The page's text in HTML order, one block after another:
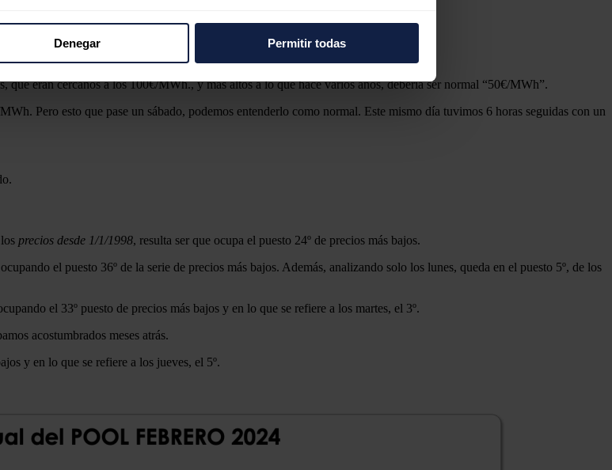
el contenido y los anuncios, ofrecer funciones de redes sociales
sobre el uso que haga del sitio web con nuestros partners de
pueden combinarla con otra información que les haya proporcionado o
Denegar Permitir todas
que eran cercanos a los 100€/MWh., y más altos a lo que hace varios años, debería ser normal “50€/MWh”.
Pero esto que pase un sábado, podemos entenderlo como normal. Este mismo día tuvimos 6 horas seguidas con un
precios desde 1/1/1998, resulta ser que ocupa el puesto 24º de precios más bajos.
el puesto 36º de la serie de precios más bajos. Además, analizando solo los lunes, queda en el puesto 5º, de los
el 33º puesto de precios más bajos y en lo que se refiere a los martes, el 3º.
acostumbrados meses atrás.
y en lo que se refiere a los jueves, el 5º.